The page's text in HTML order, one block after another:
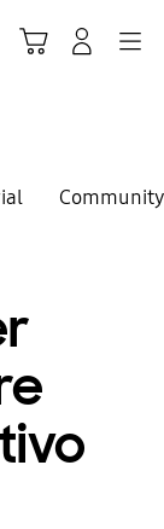
Community